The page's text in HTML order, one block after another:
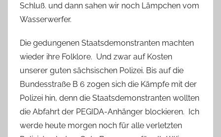
Schluß. und dann sahen wir noch Lämpchen vom
Wasserwerfer.
Die gedungenen Staatsdemonstranten machten
wieder ihre Folklore. Und zwar auf Kosten
unserer guten sächsischen Polizei. Bis auf die
Bundesstraße B 6 zogen sich die Kämpfe mit der
Polizei hin, denn die Staatsdemonstranten wollten
die Abfahrt der PEGIDA-Anhänger blockieren. Ich
werde heute morgen noch für alle verletzten